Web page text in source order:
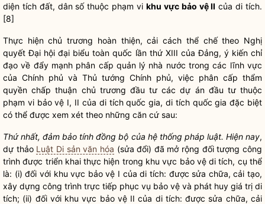
diện tích đất, dân số thuộc phạm vi khu vực bảo vệ II của di tích.
[8]
Thực hiện chủ trương hoàn thiện, cải cách thể chế theo Nghị
quyết Đại hội đại biểu toàn quốc lần thứ XIII của Đảng, ý kiến chỉ
đạo về đẩy mạnh phân cấp quản lý nhà nước trong các lĩnh vực
của Chính phủ và Thủ tướng Chính phủ, việc phân cấp thẩm
quyền chấp thuận chủ trương đầu tư các dự án đầu tư thuộc
phạm vi bảo vệ I, II của di tíchquốc gia, di tích quốc gia đặc biệt
có thể được xem xét theo những căn cứ sau:
Thứ nhất, đảm bảo tính đồng bộ của hệ thống pháp luật. Hiện nay,
dự thảo Luật Di sản văn hóa (sửa đổi) đã mở rộng đối tượng công
trình được triển khai thực hiện trong khu vực bảo vệ di tích, cụ thể
là: (i) đối với khu vực bảo vệ I của di tích: được sửa chữa, cải tạo,
xây dựng công trình trực tiếp phục vụ bảo vệ và phát huy giá trị di
tích; (ii) đối với khu vực bảo vệ II của di tích: được sửa chữa, cải